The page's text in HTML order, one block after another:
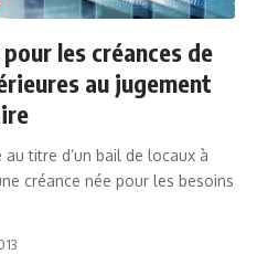
les créances de
au jugement
titre d’un bail de locaux à
créance née pour les besoins